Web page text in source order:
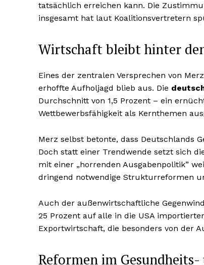
tatsächlich erreichen kann. Die
insgesamt hat laut Koalitionsvertretern
Wirtschaft bleibt hinter
Eines der zentralen Versprechen von
erhoffte Aufholjagd blieb aus. Die
Durchschnitt von 1,5 Prozent – ein
Wettbewerbsfähigkeit als Kernthemen
Merz selbst betonte, dass Deutschlands
Doch statt einer Trendwende setzt sich
mit einer „horrenden Ausgabenpolitik”
dringend notwendige Strukturreformen
Auch der außenwirtschaftliche
25 Prozent auf alle in die USA
Exportwirtschaft, die besonders von der
Reformen im